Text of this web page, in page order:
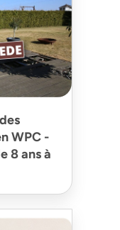
WPC -
8 ans à